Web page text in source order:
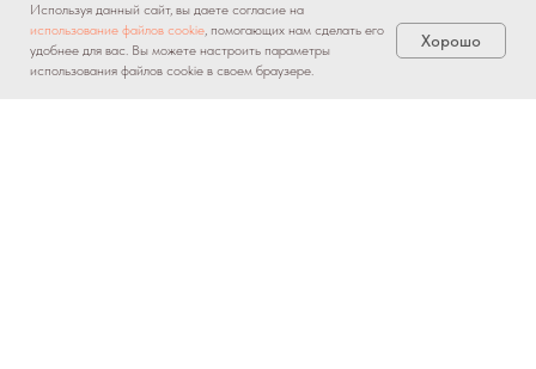
Используя данный сайт, вы даете согласие на
использование файлов cookie, помогающих нам сделать его
удобнее для вас. Вы можете настроить параметры
использования файлов cookie в своем браузере.
Хорошо